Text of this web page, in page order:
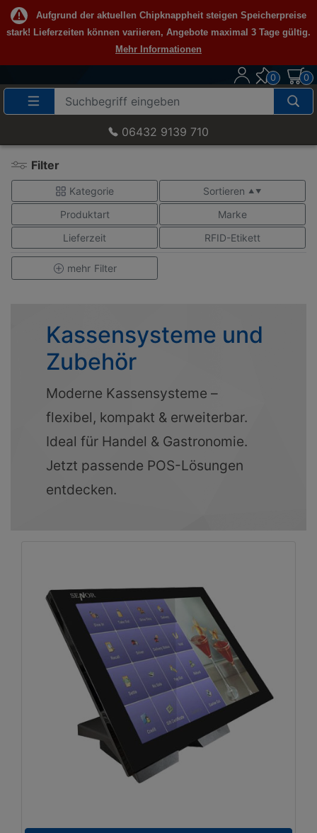
Aufgrund der aktuellen Chipknappheit steigen Speicherpreise
stark! Lieferzeiten können variieren, Angebote maximal 3 Tage gültig.
Mehr Informationen
Suche
Eingabefeld
0 0
06432 9139 710
Filter
Kategorie Sortieren ▲ ▼
Produktart
Marke
Lieferzeit
RFID-Etikett
mehr Filter
Kassensysteme und
Zubehör
Moderne Kassensysteme –
flexibel, kompakt & erweiterbar.
Ideal für Handel & Gastronomie.
Jetzt passende POS-Lösungen
entdecken.